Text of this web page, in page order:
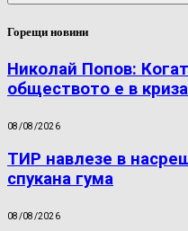
Горещи новини
Николай Попов:
обществото е в криза
08/08/2026
ТИР навлезе в
спукана гума
08/08/2026